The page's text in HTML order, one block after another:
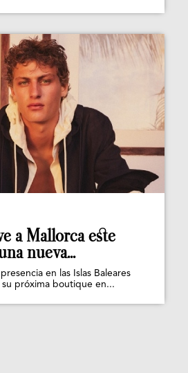
a Mallorca este
nueva...
en las Islas Baleares
próxima boutique en...